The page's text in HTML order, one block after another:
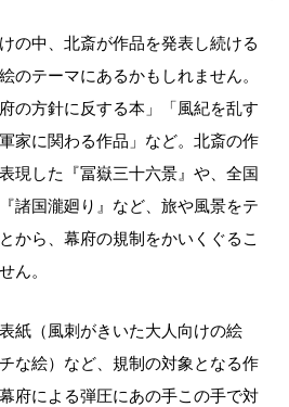
の中、北斎が作品を発表し続ける
のテーマにあるかもしれません。
の方針に反する本」「風紀を乱す
家に関わる作品」など。北斎の作
現した『冨嶽三十六景』や、全国
諸国瀧廻り』など、旅や風景をテ
から、幕府の規制をかいくぐるこ
ん。
紙（風刺がきいた大人向けの絵
な絵）など、規制の対象となる作
府による弾圧にあの手この手で対